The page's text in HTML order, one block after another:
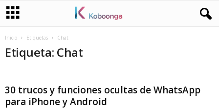
Inicio Etiquetas Chat
Etiqueta: Chat
30 trucos y funciones ocultas de WhatsApp
para iPhone y Android